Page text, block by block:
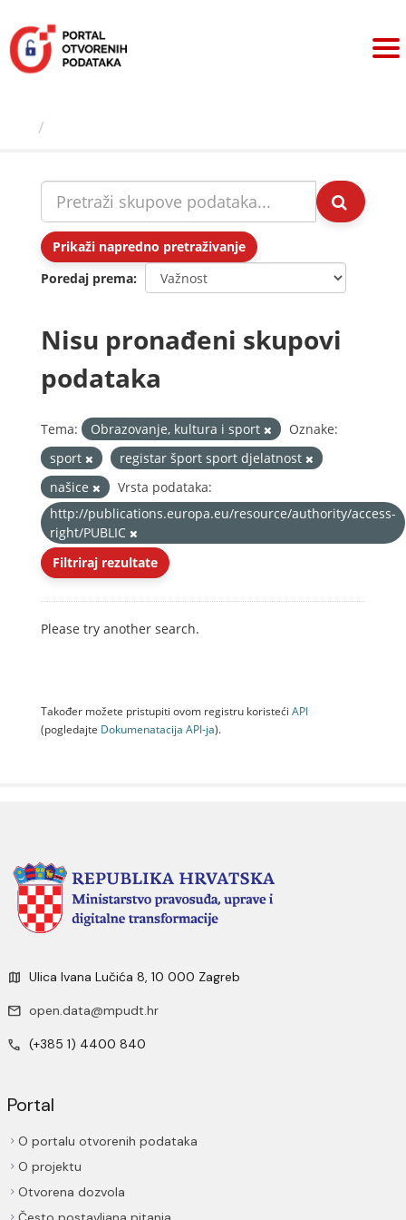
sadržaj
Prikaži napredno pretraživanje
Poredaj prema
Nisu pronađeni skupovi
podataka
Tema: Obrazovanje, kultura i sport
Oznake:
sport
registar šport sport djelatnost
našice
Vrsta podataka:
http://publications.europa.eu/resource/authority/access-
right/PUBLIC
Filtriraj rezultate
Please try another search.
Također možete pristupiti ovom registru koristeći API
(pogledajte Dokumenаtаcijа API-jа).